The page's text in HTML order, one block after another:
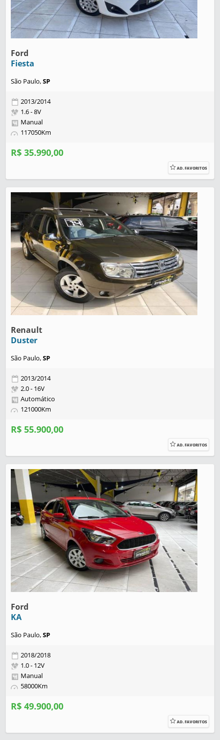
Ford
Fiesta
São Paulo,SP
2013/2014
1.6 - 8V
Manual
117050Km
R$ 35.990,00
AD. FAVORITOS
Renault
Duster
São Paulo,SP
2013/2014
2.0 - 16V
Automático
121000Km
R$ 55.900,00
AD. FAVORITOS
Ford
KA
São Paulo,SP
2018/2018
1.0 - 12V
Manual
58000Km
R$ 49.900,00
AD. FAVORITOS